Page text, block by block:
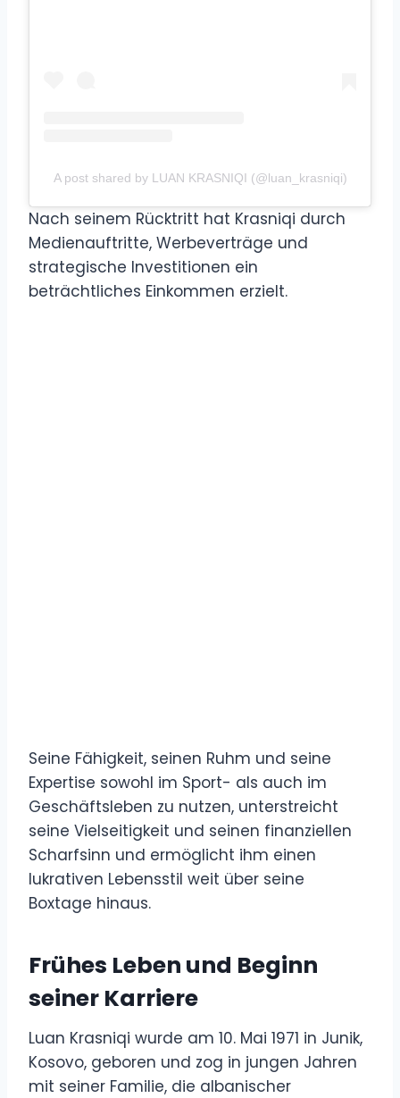
A post shared by LUAN KRASNIQI (@luan_krasniqi)
Nach seinem Rücktritt hat Krasniqi durch
Medienauftritte, Werbeverträge und
strategische Investitionen ein
beträchtliches Einkommen erzielt.
Seine Fähigkeit, seinen Ruhm und seine
Expertise sowohl im Sport- als auch im
Geschäftsleben zu nutzen, unterstreicht
seine Vielseitigkeit und seinen finanziellen
Scharfsinn und ermöglicht ihm einen
lukrativen Lebensstil weit über seine
Boxtage hinaus.
Frühes Leben und Beginn
seiner Karriere
Luan Krasniqi wurde am 10. Mai 1971 in Junik,
Kosovo, geboren und zog in jungen Jahren
mit seiner Familie, die albanischer